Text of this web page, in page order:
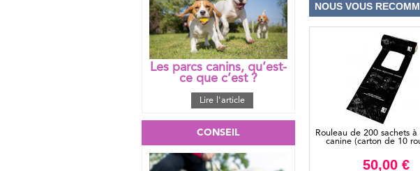
Les parcs canins, qu’est-
ce que c’est ?
Lire l'article
CONSEIL
NOUS VOUS
Rouleau de 200 sachets
canine (carton de 10
50,00 €